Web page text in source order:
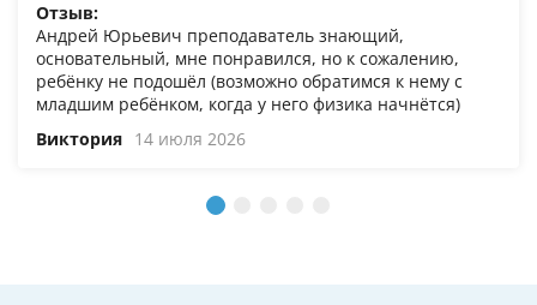
Отзыв:
Андрей Юрьевич преподаватель знающий,
основательный, мне понравился, но к сожалению,
ребёнку не подошёл (возможно обратимся к нему с
младшим ребёнком, когда у него физика начнётся)
Виктория 14 июля 2026